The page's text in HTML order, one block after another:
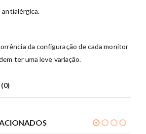
antialérgica.
da configuração de cada monitor
ter uma leve variação.